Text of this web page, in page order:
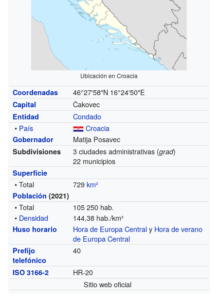
Ubicación en Croacia
Coordenadas 46°27′58″N 16°24′50″E
Capital Čakovec
Entidad
Condado
• País Croacia
Gobernador Matija Posavec
Subdivisiones 3 ciudades administrativas (grad)
22 municipios
Superficie
• Total 729km²
Población (2021)
• Total
105 250 hab.
• Densidad 144,38 hab./km²
Huso horario Hora de Europa Centraly Hora de verano
de Europa Central
Prefijo
telefónico
40
ISO 3166-2
HR-20
Sitio web oficial